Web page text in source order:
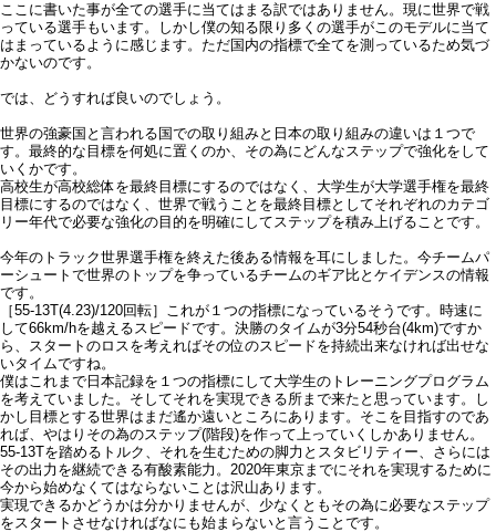
ここに書いた事が全ての選手に当てはまる訳ではありません。現に世界で戦
っている選手もいます。しかし僕の知る限り多くの選手がこのモデルに当て
はまっているように感じます。ただ国内の指標で全てを測っているため気づ
かないのです。
では、どうすれば良いのでしょう。
世界の強豪国と言われる国での取り組みと日本の取り組みの違いは１つで
す。最終的な目標を何処に置くのか、その為にどんなステップで強化をして
いくかです。
高校生が高校総体を最終目標にするのではなく、大学生が大学選手権を最終
目標にするのではなく、世界で戦うことを最終目標としてそれぞれのカテゴ
リー年代で必要な強化の目的を明確にしてステップを積み上げることです。
今年のトラック世界選手権を終えた後ある情報を耳にしました。今チームパ
ーシュートで世界のトップを争っているチームのギア比とケイデンスの情報
です。
［55-13T(4.23)/120回転］これが１つの指標になっているそうです。時速に
して66km/hを越えるスピードです。決勝のタイムが3分54秒台(4km)ですか
ら、スタートのロスを考えればその位のスピードを持続出来なければ出せな
いタイムですね。
僕はこれまで日本記録を１つの指標にして大学生のトレーニングプログラム
を考えていました。そしてそれを実現できる所まで来たと思っています。し
かし目標とする世界はまだ遙か遠いところにあります。そこを目指すのであ
れば、やはりその為のステップ(階段)を作って上っていくしかありません。
55-13Tを踏めるトルク、それを生むための脚力とスタビリティー、さらには
その出力を継続できる有酸素能力。2020年東京までにそれを実現するために
今から始めなくてはならないことは沢山あります。
実現できるかどうかは分かりませんが、少なくともその為に必要なステップ
をスタートさせなければなにも始まらないと言うことです。